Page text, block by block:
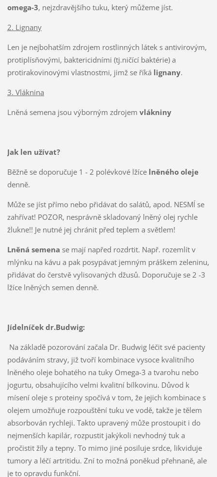
omega-3, nejzdravějšího tuku, který můžeme jíst.
2. Lignany
Len je nejbohatším zdrojem rostlinných látek s antivirovým,
protiplísňovými, baktericidními (tj.ničící baktérie) a
protirakovinovými vlastnostmi, jimž se říká lignany.
3. Vláknina
Lněná semena jsou výborným zdrojem vlákniny
Jak len užívat?
Běžně se doporučuje 1 - 2 polévkové lžíce lněného oleje
denně.
Může se jíst přímo nebo přidávat do salátů, apod. NESMÍ se
zahřívat! POZOR, nesprávně skladovaný lněný olej rychle
žlukne!! Je nutné jej chránit před teplem a světlem!
Lněná semena se mají napřed rozdrtit. Např. rozemlít v
mlýnku na kávu a pak posypávat jemným práškem zeleninu,
přidávat do čerstvě vylisovaných džusů. Doporučuje se 2 -3
lžíce lněných semen denně.
Jídelníček dr.Budwig:
Na základě pozorování začala Dr. Budwig léčit své pacienty
podáváním stravy, již tvoří kombinace vysoce kvalitního
lněného oleje bohatého na tuky Omega-3 a tvarohu nebo
jogurtu, obsahujícího velmi kvalitní bílkovinu. Důvod k
mísení oleje s proteiny spočívá v tom, že jejich kombinace s
olejem umožňuje rozpouštění tuku ve vodě, takže je tělem
absorbován rychleji. Takto upravený může prostoupit i do
nejmenších kapilár, rozpustit jakýkoli nevhodný tuk a
pročistit žíly a tepny. To mimo jiné posiluje srdce, likviduje
tumory a léčí artritidu. Zní to možná poněkud přehnaně, ale
je to opravdu funkční.